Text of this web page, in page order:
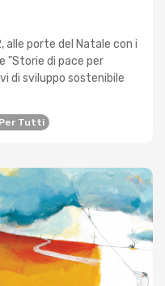
alle porte del Natale con i
"Storie di pace per
di sviluppo sostenibile
Tutti